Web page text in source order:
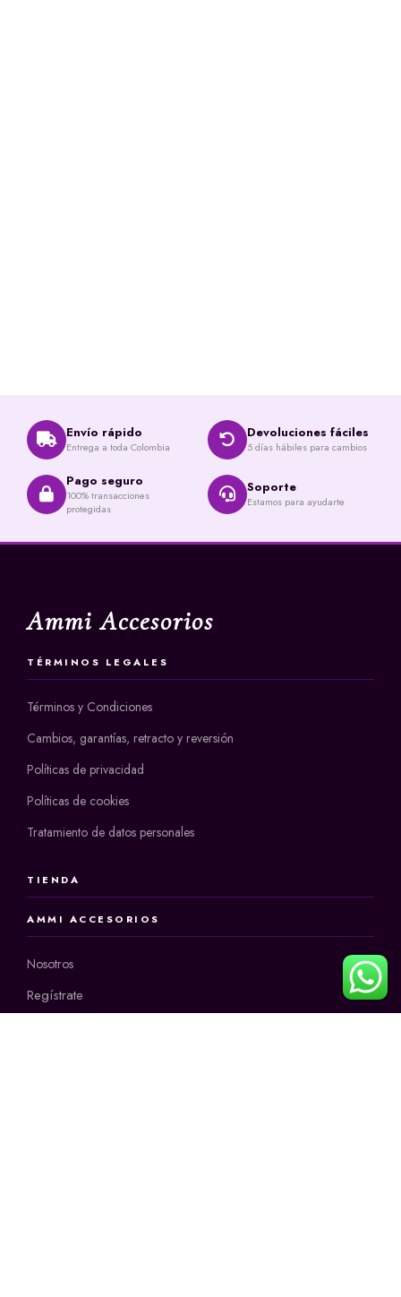
Envío rápido
Entrega a toda Colombia
Devoluciones fáciles
5 días hábiles para cambios
Pago seguro
100% transacciones
protegidas
Soporte
Estamos para ayudarte
Ammi Accesorios
TÉRMINOS LEGALES
Términos y Condiciones
Cambios, garantías, retracto y reversión
Políticas de privacidad
Políticas de cookies
Tratamiento de datos personales
TIENDA
AMMI ACCESORIOS
Nosotros
Regístrate